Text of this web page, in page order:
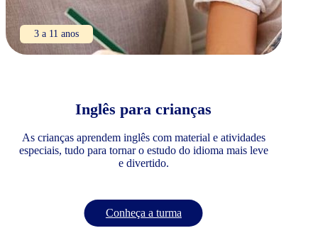
3 a 11 anos
Inglês para crianças
As crianças aprendem inglês com material e atividades
especiais, tudo para tornar o estudo do idioma mais leve
e divertido.
Conheça a turma